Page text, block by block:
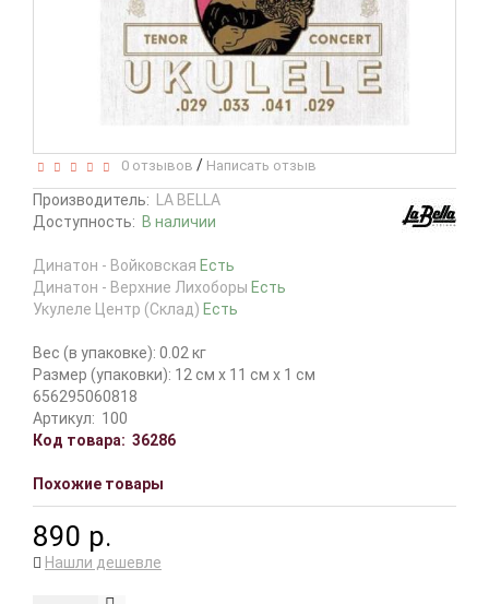
0 отзывов / Написать отзыв
Производитель: LA BELLA
Доступность: В наличии
Динатон - Войковская Есть
Динатон - Верхние Лихоборы Есть
Укулеле Центр (Склад) Есть
Вес (в упаковке): 0.02 кг
Размер (упаковки): 12 см x 11 см x 1 см
656295060818
Артикул: 100
Код товара: 36286
Похожие товары
890 р.
Нашли дешевле